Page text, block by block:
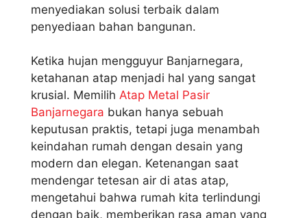
menyediakan solusi terbaik dalam
penyediaan bahan bangunan.
Ketika hujan mengguyur Banjarnegara,
ketahanan atap menjadi hal yang sangat
krusial. Memilih Atap Metal Pasir
Banjarnegara bukan hanya sebuah
keputusan praktis, tetapi juga menambah
keindahan rumah dengan desain yang
modern dan elegan. Ketenangan saat
mendengar tetesan air di atas atap,
mengetahui bahwa rumah kita terlindungi
dengan baik, memberikan rasa aman yang